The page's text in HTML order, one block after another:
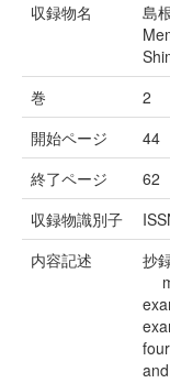
収録物名
島
巻
2
開始ページ
44
終了ページ
62
収録物識別子
内容記述
抄